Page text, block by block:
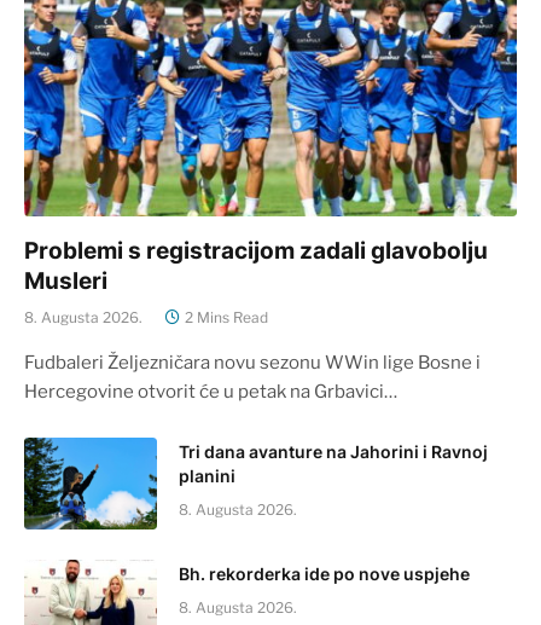
Problemi s registracijom zadali glavobolju
Musleri
8. Augusta 2026. 2 Mins Read
Fudbaleri Željezničara novu sezonu WWin lige Bosne i
Hercegovine otvorit će u petak na Grbavici…
Tri dana avanture na Jahorini i Ravnoj
planini
8. Augusta 2026.
Bh. rekorderka ide po nove uspjehe
8. Augusta 2026.